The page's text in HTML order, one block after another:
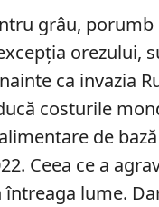
grâu, porumb
orezului,
ca invazia
costurile
de
Ceea ce a
lume.